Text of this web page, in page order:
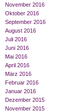
November 2016
Oktober 2016
September 2016
August 2016
Juli 2016
Juni 2016
Mai 2016
April 2016
März 2016
Februar 2016
Januar 2016
Dezember 2015
November 2015